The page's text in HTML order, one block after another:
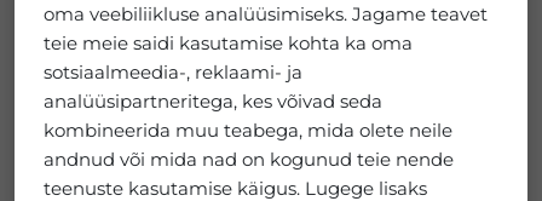
oma veebiliikluse analüüsimiseks. Jagame teavet
teie meie saidi kasutamise kohta ka oma
sotsiaalmeedia-, reklaami- ja
analüüsipartneritega, kes võivad seda
kombineerida muu teabega, mida olete neile
andnud või mida nad on kogunud teie nende
teenuste kasutamise käigus. Lugege lisaks